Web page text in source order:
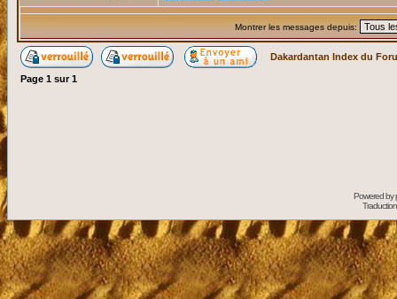
Montrer les messages depuis:
Dakardantan Index du
Page 1 sur1
Powered by